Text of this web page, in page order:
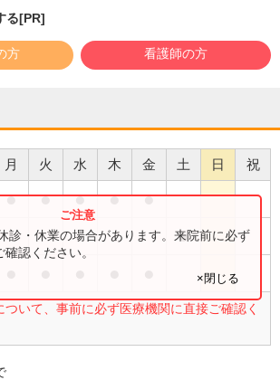
る[PR]
方 看護師の方
月 火 水 木 金 土 日 祝
● ● ● ● ●
●
いて、事前に必ず医療機関に直接ご確認く
診・休業の場合があります。来院前に必ず
認ください。
×閉じる